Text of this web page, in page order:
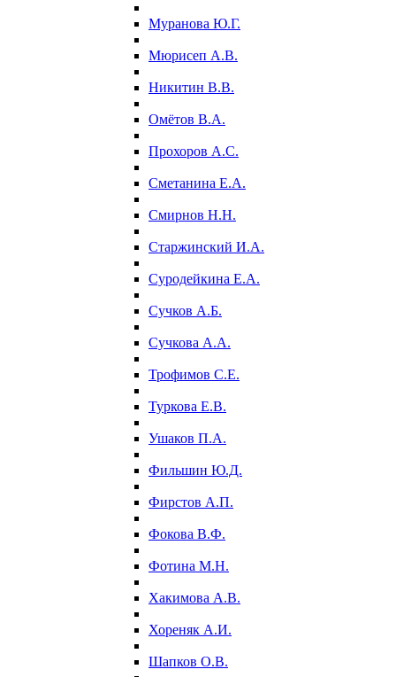
Муранова Ю.Г.
Мюрисеп А.В.
Никитин В.В.
Омётов В.А.
Прохоров А.С.
Сметанина Е.А.
Смирнов Н.Н.
Старжинский И.А.
Суродейкина Е.А.
Сучков А.Б.
Сучкова А.А.
Трофимов С.Е.
Туркова Е.В.
Ушаков П.А.
Фильшин Ю.Д.
Фирстов А.П.
Фокова В.Ф.
Фотина М.Н.
Хакимова А.В.
Хореняк А.И.
Шапков О.В.